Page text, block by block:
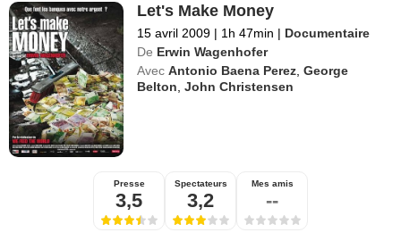
Let's Make Money
15 avril 2009 | 1h 47min | Documentaire
De Erwin Wagenhofer
Avec Antonio Baena Perez ,George
Belton ,John Christensen
Presse
3,5
Spectateurs
3,2
Mes amis
--